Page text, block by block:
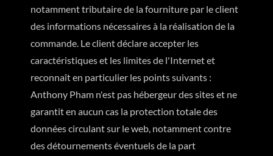
notamment tributaire de la fourniture par le client
des informations nécessaires à la réalisation de la
commande. Le client déclare accepter les
caractéristiques et les limites de l'Internet et
reconnaît en particulier les points suivants :
Anthony Pham n'est pas hébergeur des sites et ne
garantit en aucun cas la protection totale des
données circulant sur le web, notamment contre
des détournements éventuels de la part